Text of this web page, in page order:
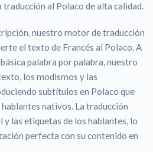
traducción al Polaco de alta calidad.
nuestro motor de traducción
el texto de Francés al Polaco. A
palabra por palabra, nuestro
los modismos y las
subtítulos en Polaco que
nativos. La traducción
las etiquetas de los hablantes, lo
perfecta con su contenido en